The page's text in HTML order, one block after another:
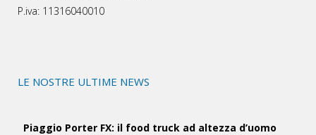
P.iva: 11316040010
LE NOSTRE ULTIME NEWS
Piaggio Porter FX: il food truck ad altezza d’uomo